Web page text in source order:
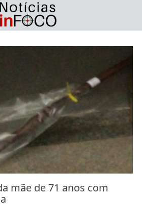
mãe de 71 anos com